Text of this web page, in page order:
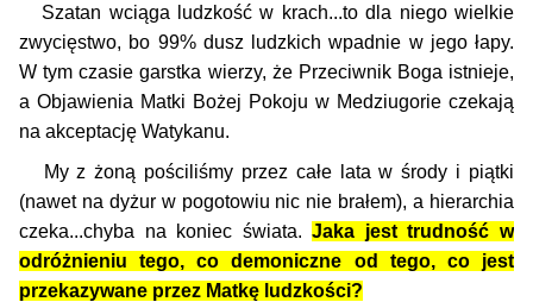
Szatan wciąga ludzkość w krach...to dla niego wielkie
zwycięstwo, bo 99% dusz ludzkich wpadnie w jego łapy.
W tym czasie garstka wierzy, że Przeciwnik Boga istnieje,
a Objawienia Matki Bożej Pokoju w Medziugorie czekają
na akceptację Watykanu.
My z żoną pościliśmy przez całe lata w środy i piątki
(nawet na dyżur w pogotowiu nic nie brałem), a hierarchia
czeka...chyba na koniec świata.Jaka jest trudność w
odróżnieniu tego, co demoniczne od tego, co jest
przekazywane przez Matkę ludzkości?